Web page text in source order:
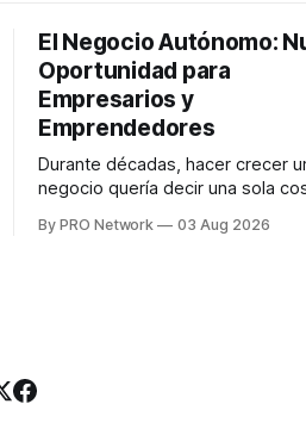
El Negocio Autónomo:
Oportunidad para
Empresarios y
Emprendedores
Durante décadas, hacer crecer
negocio quería decir una sola
anuncios, un especialista en
By PRO Network 03 Aug 2026